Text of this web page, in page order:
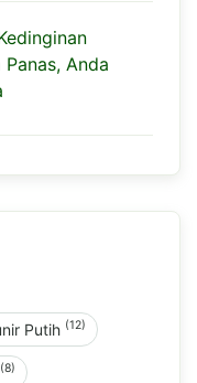
Anda
Putih (12)
(8)